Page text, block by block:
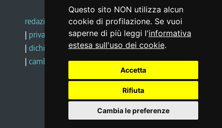
Questo sito NON utilizza alcun
cookie di profilazione. Se vuoi
saperne di più leggi l'informativa
estesa sull'uso dei cookie.
Accetta
Rifiuta
Cambia le preferenze
redazione web |note legali |glossario
| privacy
social media policy
| dichiarazione di accessibilità |feedback
| cambio preferenze cookie
Realizzato da